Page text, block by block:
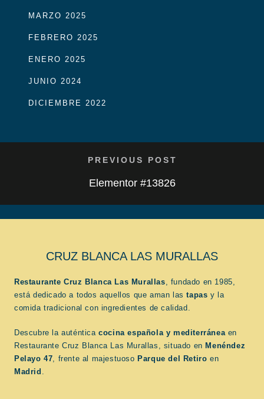
MARZO 2025
FEBRERO 2025
ENERO 2025
JUNIO 2024
DICIEMBRE 2022
PREVIOUS POST
Elementor #13826
CRUZ BLANCA LAS MURALLAS
Restaurante Cruz Blanca Las Murallas, fundado en 1985,
está dedicado a todos aquellos que aman lastapasy la
comida tradicional con ingredientes de calidad.
Descubre la auténticacocina española y mediterráneaen
Restaurante Cruz Blanca Las Murallas, situado en Menéndez
Pelayo 47, frente al majestuoso Parque del Retiro en
Madrid .